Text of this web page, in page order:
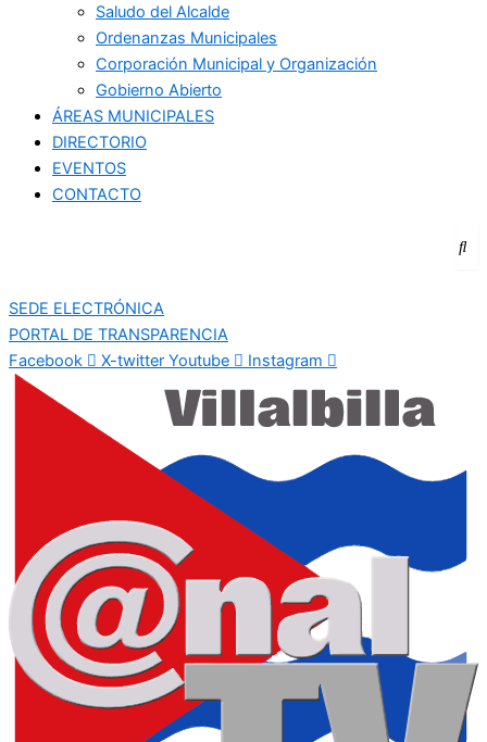
Saludo del Alcalde
Ordenanzas Municipales
Corporación Municipal y Organización
Gobierno Abierto
ÁREAS MUNICIPALES
DIRECTORIO
EVENTOS
CONTACTO
SEDE ELECTRÓNICA
PORTAL DE TRANSPARENCIA
Facebook
X-twitter Youtube Instagram